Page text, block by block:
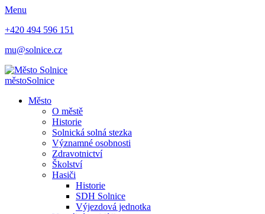
Menu
+420 494 596 151
mu@solnice.cz
městoSolnice
Město
O městě
Historie
Solnická solná stezka
Významné osobnosti
Zdravotnictví
Školství
Hasiči
Historie
SDH Solnice
Výjezdová jednotka